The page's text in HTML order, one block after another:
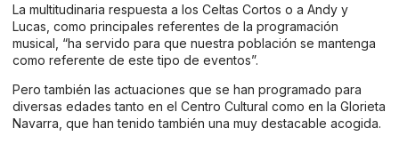
La multitudinaria respuesta a los Celtas Cortos o a Andy y
Lucas, como principales referentes de la programación
musical, “ha servido para que nuestra población se mantenga
como referente de este tipo de eventos”.
Pero también las actuaciones que se han programado para
diversas edades tanto en el Centro Cultural como en la Glorieta
Navarra, que han tenido también una muy destacable acogida.